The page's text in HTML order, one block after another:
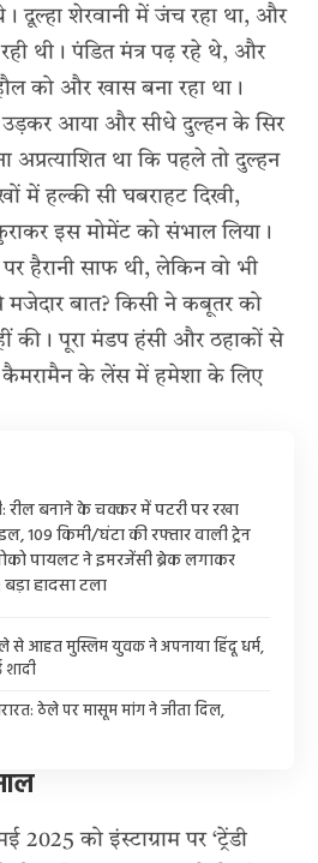
दूल्हा शेरवानी में जंच रहा था, और
थी। पंडित मंत्र पढ़ रहे थे, और
को और खास बना रहा था।
आया और सीधे दुल्हन के सिर
अप्रत्याशित था कि पहले तो दुल्हन
में हल्की सी घबराहट दिखी,
इस मोमेंट को संभाल लिया।
हैरानी साफ थी, लेकिन वो भी
बात? किसी ने कबूतर को
की। पूरा मंडप हंसी और ठहाकों से
कैमरामैन के लेंस में हमेशा के लिए
रील बनाने के चक्कर में पटरी पर रखा
109 किमी/घंटा की रफ्तार वाली ट्रेन
पायलट ने इमरजेंसी ब्रेक लगाकर
बड़ा हादसा टला
से आहत मुस्लिम युवक ने अपनाया हिंदू धर्म,
शादी
ठेले पर मासूम मांग ने जीता दिल,
2025 को इंस्टाग्राम पर ‘ट्रेंडी